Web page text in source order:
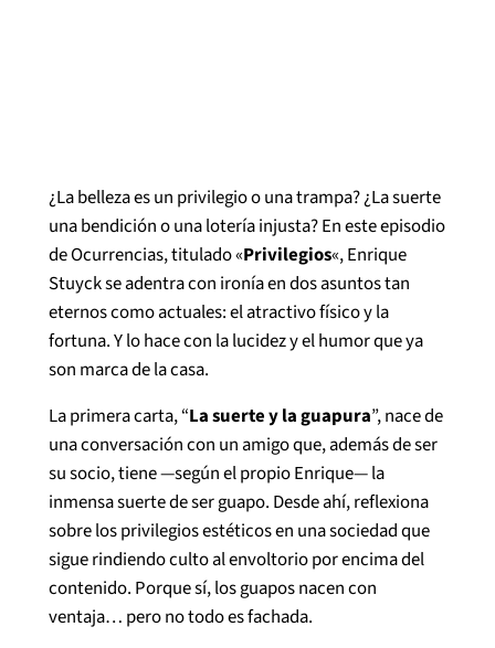
¿La belleza es un privilegio o una trampa? ¿La suerte
una bendición o una lotería injusta? En este episodio
de Ocurrencias, titulado «Privilegios«, Enrique
Stuyck se adentra con ironía en dos asuntos tan
eternos como actuales: el atractivo físico y la
fortuna. Y lo hace con la lucidez y el humor que ya
son marca de la casa.
La primera carta, “La suerte y la guapura”, nace de
una conversación con un amigo que, además de ser
su socio, tiene —según el propio Enrique— la
inmensa suerte de ser guapo. Desde ahí, reflexiona
sobre los privilegios estéticos en una sociedad que
sigue rindiendo culto al envoltorio por encima del
contenido. Porque sí, los guapos nacen con
ventaja… pero no todo es fachada.